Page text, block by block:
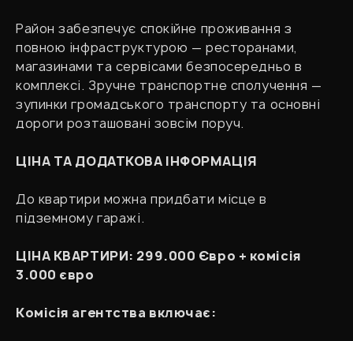
Район забезпечує спокійне проживання з
повною інфраструктурою — ресторанами,
магазинами та сервісами безпосередньо в
комплексі. Зручне транспортне сполучення —
зупинки громадського транспорту та основні
дороги розташовані зовсім поруч.
ЦІНА ТА ДОДАТКОВА ІНФОРМАЦІЯ
До квартири можна придбати місце в
підземному гаражі.
ЦІНА КВАРТИРИ: 299.000 Євро + комісія
3.000 євро
Комісія агентства включає: